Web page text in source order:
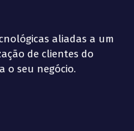
aliadas a um
de clientes do
o seu negócio.